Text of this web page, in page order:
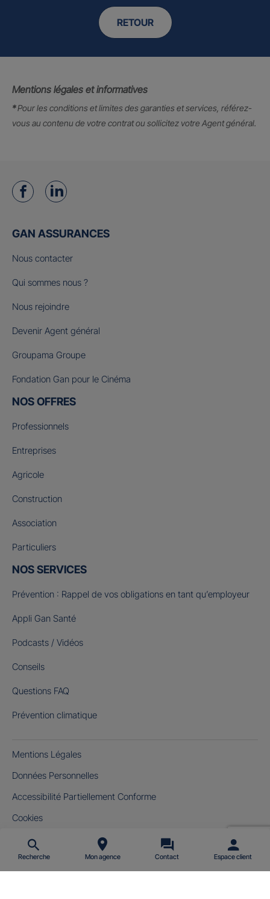
RETOUR
Mentions légales et informatives
*Pour les conditions et limites des garanties et services, référez-
vous au contenu de votre contrat ou sollicitez votre Agent général.
Recherche Mon agence Contact Espace client
GAN ASSURANCES
Nous contacter
Qui sommes nous ?
Nous rejoindre
Devenir Agent général
Groupama Groupe
Fondation Gan pour le Cinéma
NOS OFFRES
Professionnels
Entreprises
Agricole
Construction
Association
Particuliers
NOS SERVICES
Prévention : Rappel de vos obligations en tant qu’employeur
Appli Gan Santé
Podcasts / Vidéos
Conseils
Questions FAQ
Prévention climatique
Mentions Légales
Données Personnelles
Accessibilité Partiellement Conforme
Cookies
Gérer mes cookies